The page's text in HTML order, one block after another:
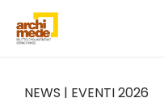
NEWS | EVENTI 2026